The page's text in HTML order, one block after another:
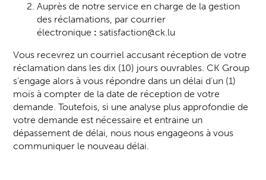
Auprès de notre service en charge de la gestion
des réclamations, par courrier
électronique : satisfaction@ck.lu
Vous recevrez un courriel accusant réception de votre
réclamation dans les dix (10) jours ouvrables. CK Group
s’engage alors à vous répondre dans un délai d’un (1)
mois à compter de la date de réception de votre
demande. Toutefois, si une analyse plus approfondie de
votre demande est nécessaire et entraine un
dépassement de délai, nous nous engageons à vous
communiquer le nouveau délai.